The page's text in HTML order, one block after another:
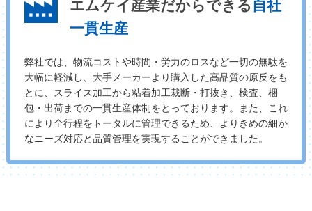
エムケイ産業だからできる 自社
一貫生産
弊社では、物流コストや時間・労力のロスなど一切の無駄を
大幅に軽減し、大手メーカーより購入した高品質の原反をも
とに、スライス加工から粘着加工裁断・打抜き、検査、梱
包・出荷までの一貫生産体制をとっております。また、これ
により全行程をトータルに管理できるため、よりきめの細か
なニーズ対応と品質管理を実現することができました。